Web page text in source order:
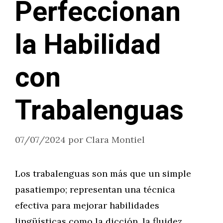
Perfeccionan
la Habilidad
con
Trabalenguas
07/07/2024 por Clara Montiel
Los trabalenguas son más que un simple
pasatiempo; representan una técnica
efectiva para mejorar habilidades